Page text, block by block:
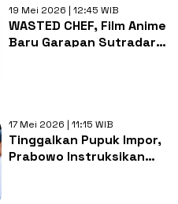
19 Mei 2026 | 12:45 WIB
WASTED CHEF, Film Anime
Baru Garapan Sutradara
17 Mei 2026 | 11:15 WIB
Tinggalkan Pupuk Impor,
Prabowo Instruksikan